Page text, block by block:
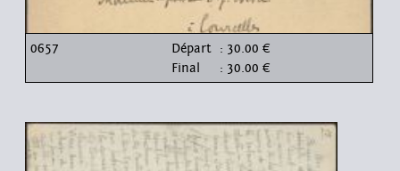
0657 Départ : 30.00 €
Final
: 30.00 €